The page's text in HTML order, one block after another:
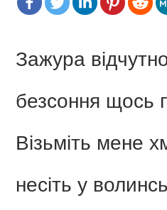
Зажура
безсоння щось
Візьміть мене
несіть у